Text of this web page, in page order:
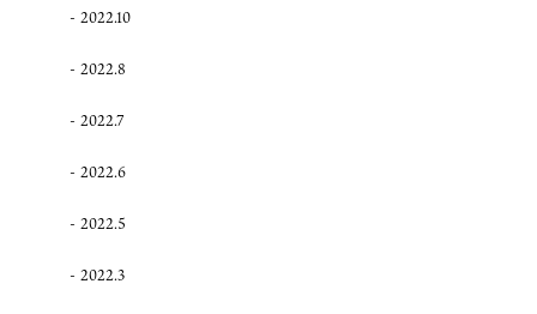
2022.10
2022.8
2022.7
2022.6
2022.5
2022.3